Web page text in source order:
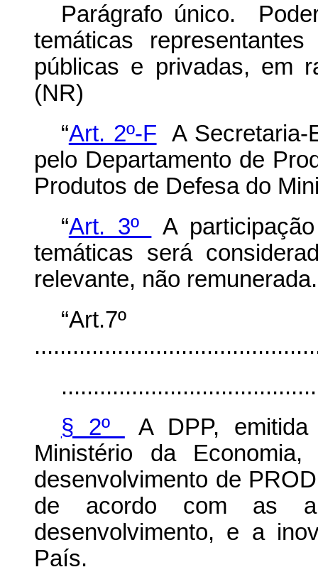
Parágrafo único.
temáticas
públicas e privadas, em
(NR)
“Art. 2º-F A Secretaria-
pelo Departamento de
Produtos de Defesa do
“Art. 3º
A
temáticas será
relevante, não
“Art.7º
§ 2º
A DPP,
Ministério da
desenvolvimento de
de acordo com as
desenvolvimento, e a
País.